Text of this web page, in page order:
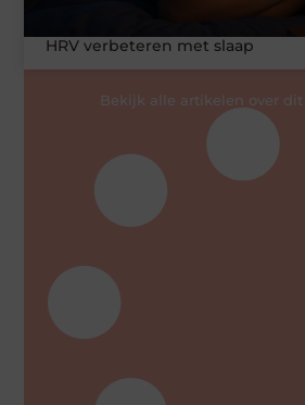
HRV verbeteren met slaap
Bekijk alle artikelen over